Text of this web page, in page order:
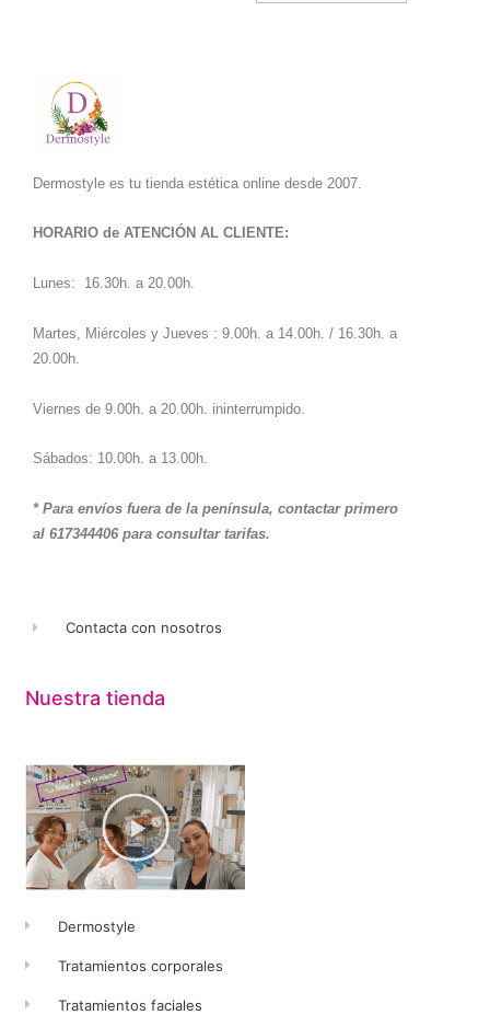
Dermostyle es tu tienda estética online desde 2007.
HORARIO de ATENCIÓN AL CLIENTE:
Lunes: 16.30h. a 20.00h.
Martes, Miércoles y Jueves : 9.00h. a 14.00h. / 16.30h. a
20.00h.
Viernes de 9.00h. a 20.00h. ininterrumpido.
Sábados: 10.00h. a 13.00h.
* Para envíos fuera de la península, contactar primero
al 617344406 para consultar tarifas.
Contacta con nosotros
Nuestra tienda
Dermostyle
Tratamientos corporales
Tratamientos faciales